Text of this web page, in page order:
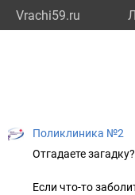
Vrachi59.ru
Поликлиника №2
Отгадаете загадку?
Если что-то